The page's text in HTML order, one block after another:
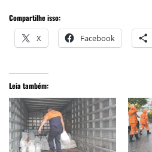
Compartilhe isso:
X Facebook
Leia também: